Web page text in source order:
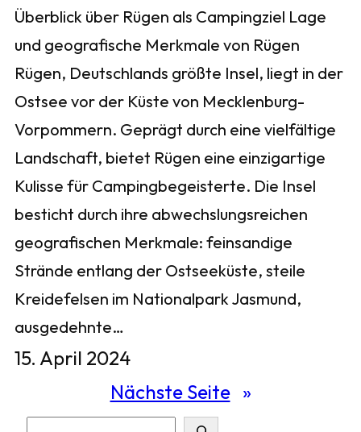
Überblick über Rügen als Campingziel Lage
und geografische Merkmale von Rügen
Rügen, Deutschlands größte Insel, liegt in der
Ostsee vor der Küste von Mecklenburg-
Vorpommern. Geprägt durch eine vielfältige
Landschaft, bietet Rügen eine einzigartige
Kulisse für Campingbegeisterte. Die Insel
besticht durch ihre abwechslungsreichen
geografischen Merkmale: feinsandige
Strände entlang der Ostseeküste, steile
Kreidefelsen im Nationalpark Jasmund,
ausgedehnte…
15. April 2024
Nächste Seite »